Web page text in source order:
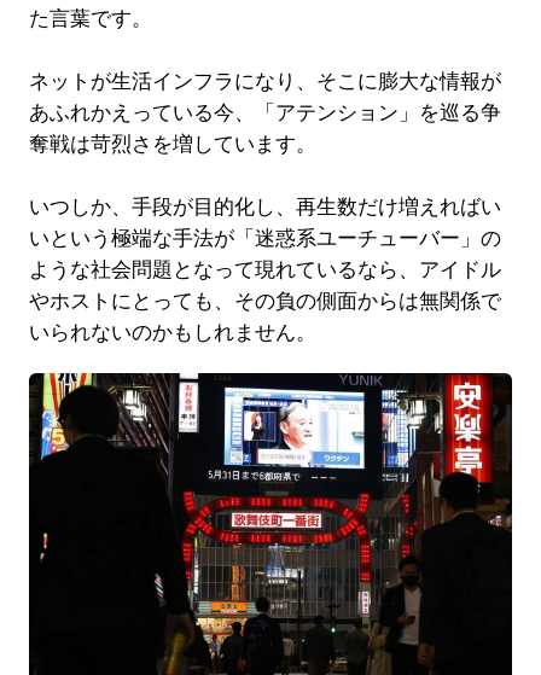
た言葉です。
ネットが生活インフラになり、そこに膨大な情報が
あふれかえっている今、「アテンション」を巡る争
奪戦は苛烈さを増しています。
いつしか、手段が目的化し、再生数だけ増えればい
いという極端な手法が「迷惑系ユーチューバー」の
ような社会問題となって現れているなら、アイドル
やホストにとっても、その負の側面からは無関係で
いられないのかもしれません。